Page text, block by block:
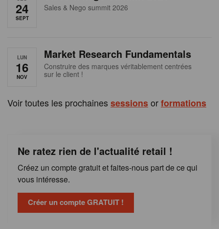
24
SEPT
Sales & Nego summit 2026
LUN
16
NOV
Market Research Fundamentals
Construire des marques véritablement centrées
sur le client !
Voir toutes les prochaines sessionsorformations
Ne ratez rien de l'actualité retail !
Créez un compte gratuit et faites-nous part de ce qui
vous intéresse.
Créer un compte GRATUIT !